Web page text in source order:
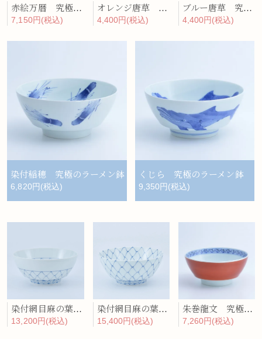
赤絵万暦 究極のラーメン鉢
7,150円(税込)
オレンジ唐草 究極のラーメン鉢
4,400円(税込)
ブルー唐草 究極のラーメン鉢
4,400円(税込)
染付稲穂 究極のラーメン鉢
6,820円(税込)
くじら 究極のラーメン鉢
9,350円(税込)
染付網目麻の葉（半柄） 究極のラーメン鉢
13,200円(税込)
染付網目麻の葉（輪） 究極のラーメン鉢
15,400円(税込)
朱巻龍文 究極のラーメン鉢
7,260円(税込)